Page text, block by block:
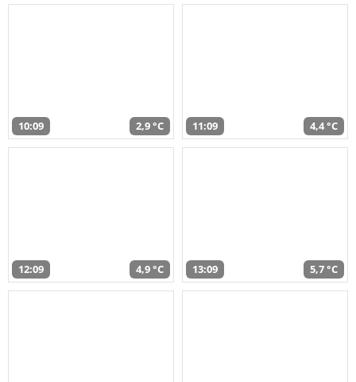
10:09 2,9 °C 11:09 4,4 °C
12:09 4,9 °C 13:09 5,7 °C